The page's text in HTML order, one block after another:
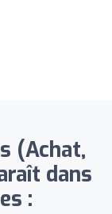
(Achat,
dans
: